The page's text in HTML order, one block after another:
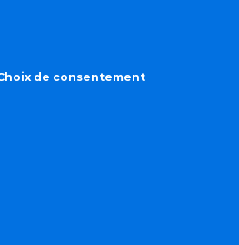
de consentement